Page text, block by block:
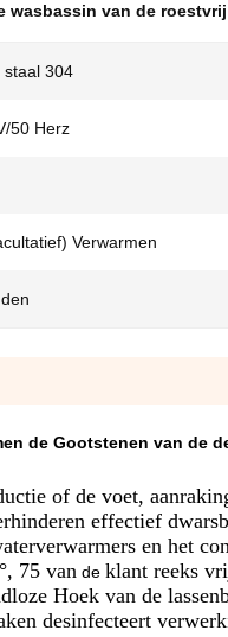
wasbassin van de
staal 304
50 Herz
Verwarmen
de Gootstenen van de
of de voet,
effectief
en het
75 van de klant reeks
Hoek van de
desinfecteert